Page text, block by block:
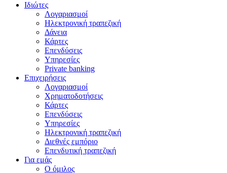
Ιδιώτες
Λογαριασμοί
Ηλεκτρονική τραπεζική
Δάνεια
Κάρτες
Επενδύσεις
Υπηρεσίες
Private banking
Επιχειρήσεις
Λογαριασμοί
Χρηματοδοτήσεις
Κάρτες
Επενδύσεις
Υπηρεσίες
Ηλεκτρονική τραπεζική
Διεθνές εμπόριο
Επενδυτική τραπεζική
Για εμάς
Ο όμιλος